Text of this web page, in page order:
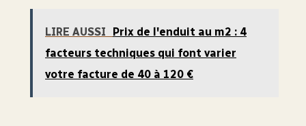
LIRE AUSSI
Prix de l'enduit au m2 : 4
facteurs techniques qui font varier
votre facture de 40 à 120 €